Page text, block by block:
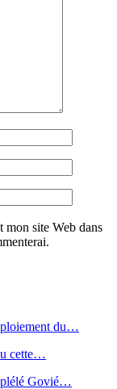
mon site Web dans
du…
cette…
Govié…